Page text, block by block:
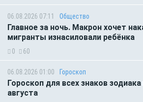
06.08.2026 07:11 Общество
Главное за ночь. Макрон хочет
мигранты изнасиловали ребёнка
0 60
06.08.2026 01:00 Гороскоп
Гороскоп для всех знаков
августа